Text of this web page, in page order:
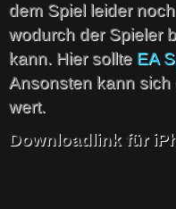
dem Spiel leider
wodurch der Spieler
kann. Hier sollte EA
Ansonsten kann
wert.
Downloadlink für